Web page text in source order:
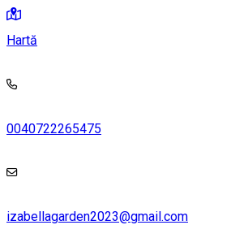
Hartă
0040722265475
izabellagarden2023@gmail.com